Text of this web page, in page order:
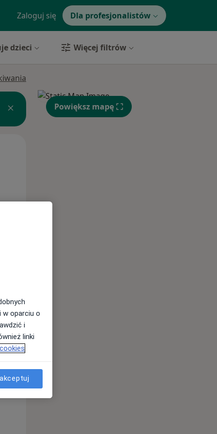
Zaloguj się Dla profesjonalistów
dzieci Więcej filtrów
Pon,
Powiększ mapę
w oparciu o
i
linki